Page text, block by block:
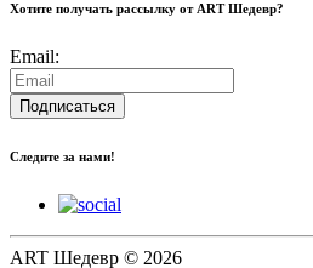
Хотите получать рассылку от ART Шедевр?
Email:
Подписаться
Следите за нами!
ART Шедевр © 2026